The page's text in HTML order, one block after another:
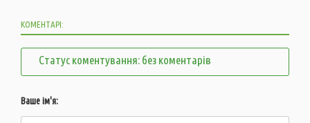
КОМЕНТАРІ:
Статус коментування: без коментарів
Ваше ім'я: